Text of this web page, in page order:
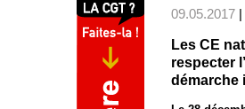
09.05.2017
Les CE
respecter
démarche